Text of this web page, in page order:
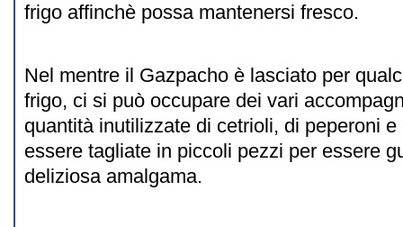
frigo affinchè possa mantenersi fresco.
Nel mentre il Gazpacho è lasciato per
frigo, ci si può occupare dei vari
quantità inutilizzate di cetrioli, di peperoni
essere tagliate in piccoli pezzi per essere
deliziosa amalgama.